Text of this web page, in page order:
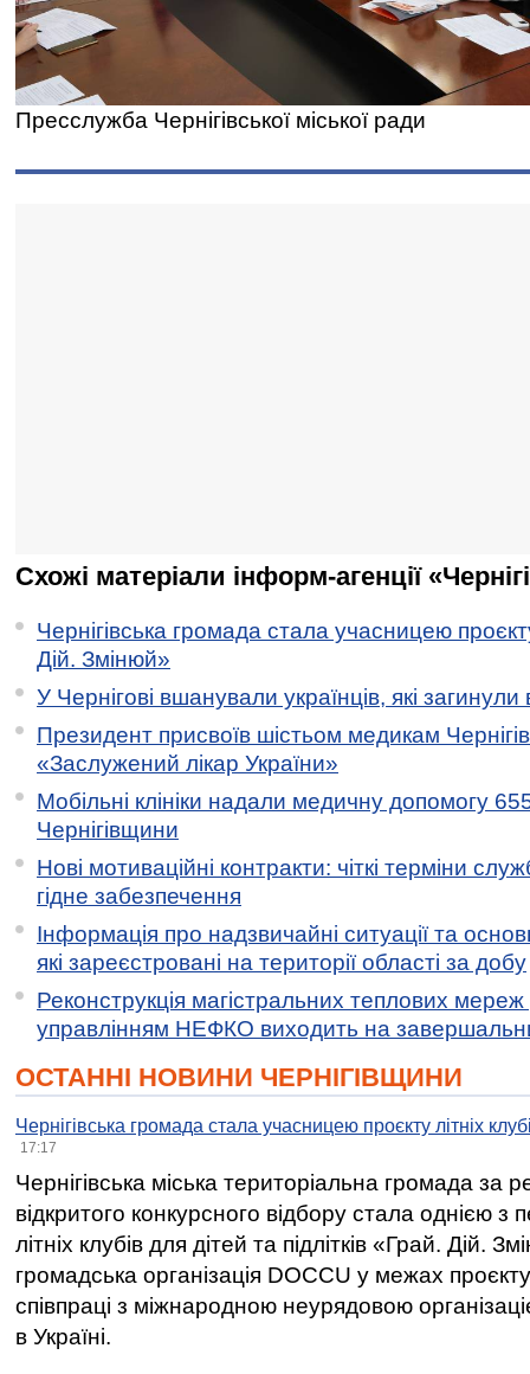
Пресслужба Чернігівської міської ради
Схожі матеріали інформ-агенції
Чернігівська громада стала учасницею
Дій. Змінюй»
У Чернігові вшанували українців, які загинули
Президент присвоїв шістьом медикам
«Заслужений лікар України»
Мобільні клініки надали медичну допомогу
Чернігівщини
Нові мотиваційні контракти: чіткі терміни
гідне забезпечення
Інформація про надзвичайні ситуації та
які зареєстровані на території області за добу
Реконструкція магістральних теплових мереж
управлінням НЕФКО виходить на
ОСТАННІ НОВИНИ ЧЕРНІГІВЩИНИ
Чернігівська громада стала учасницею проєкту літніх
17:17
Чернігівська міська територіальна громада за
відкритого конкурсного відбору стала однією
літніх клубів для дітей та підлітків «Грай. Дій.
громадська організація DOCCU у межах
співпраці з міжнародною неурядовою
в Україні.